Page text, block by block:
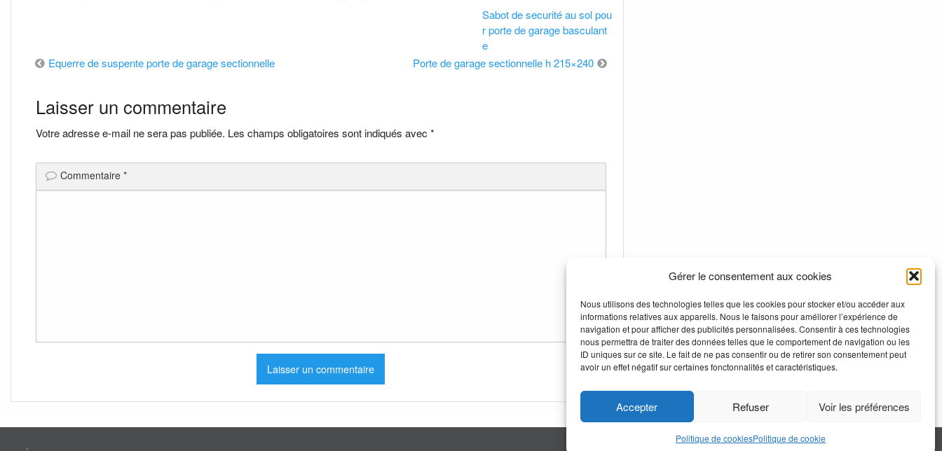
Gérer le consentement aux cookies
Nous utilisons des technologies telles que les cookies pour stocker et/ou accéder aux
informations relatives aux appareils. Nous le faisons pour améliorer l’expérience de
navigation et pour afficher des publicités personnalisées. Consentir à ces technologies
nous permettra de traiter des données telles que le comportement de navigation ou les
ID uniques sur ce site. Le fait de ne pas consentir ou de retirer son consentement peut
avoir un effet négatif sur certaines fonctonnalités et caractéristiques.
Accepter Refuser Voir les préférences
Politique de cookiesPolitique de cookie
Sabot de securité au sol pou
r porte de garage basculant
e
Navigation
de
l’article
Equerre de suspente porte de garage sectionnelle Porte de garage sectionnelle h 215×240
Laisser un commentaire
Votre adresse e-mail ne sera pas publiée. Les champs obligatoires sont indiqués avec *
Commentaire *
.